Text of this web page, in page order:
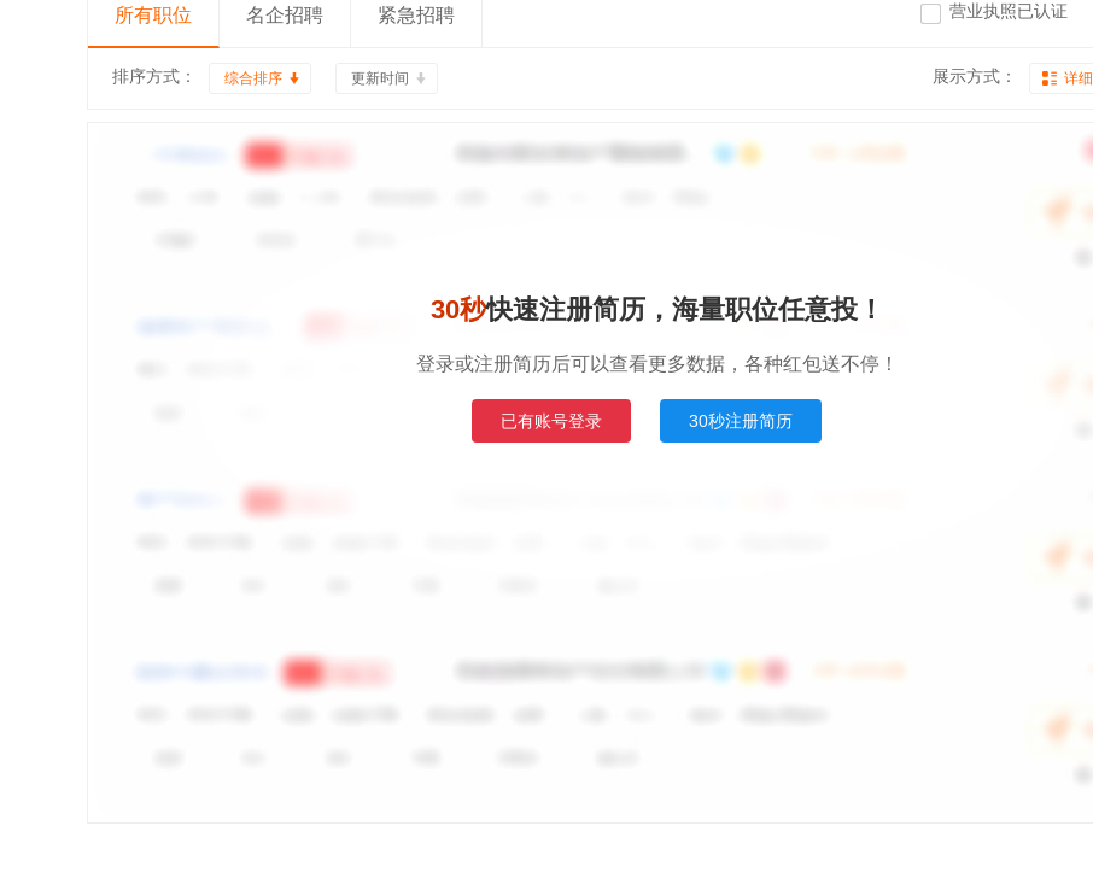
所有职位 名企招聘 紧急招聘 营业执照已认证
排序方式： 综合排序 更新时间 展示方式： 详细
30秒快速注册简历，海量职位任意投！
登录或注册简历后可以查看更多数据，各种红包送不停！
已有账号登录 30秒注册简历